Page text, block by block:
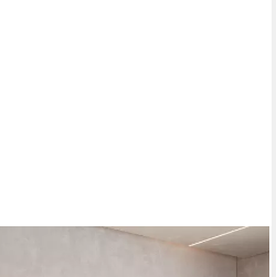
Einzelbett) Metallbett